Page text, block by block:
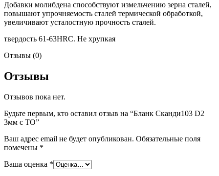
Добавки молибдена способствуют измельчению зерна сталей,
повышают упрочняемость сталей термической обработкой,
увеличивают усталостную прочность сталей.
твердость 61-63HRC. Не хрупкая
Отзывы (0)
Отзывы
Отзывов пока нет.
Будьте первым, кто оставил отзыв на “Бланк Сканди103 D2
3мм с ТО”
Ваш адрес email не будет опубликован. Обязательные поля
помечены *
Ваша оценка *